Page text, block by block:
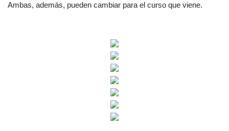
Ambas, además, pueden cambiar para el curso que viene.